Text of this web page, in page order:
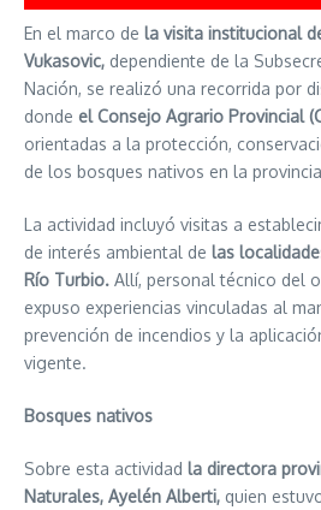
En el marco de la visita institucional
Vukasovic, dependiente de la
Nación, se realizó una recorrida por
donde el Consejo Agrario Provincial
orientadas a la protección,
de los bosques nativos en la
La actividad incluyó visitas a
de interés ambiental de las
Río Turbio. Allí, personal técnico del
expuso experiencias vinculadas al
prevención de incendios y la
vigente.
Bosques nativos
Sobre esta actividad la directora
Naturales, Ayelén Alberti, quien